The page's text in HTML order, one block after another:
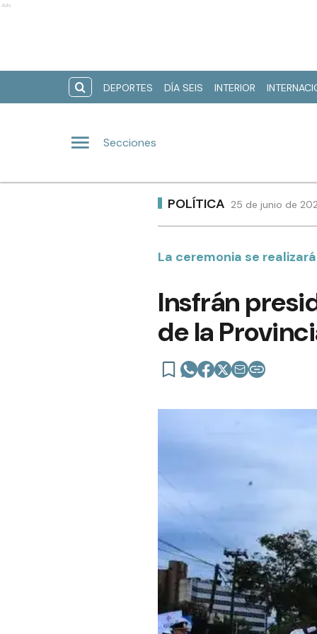
Ads
DEPORTES DÍA SEIS INTERIOR
Secciones
POLÍTICA 25 de junio de
La ceremonia se
Insfrán
de la